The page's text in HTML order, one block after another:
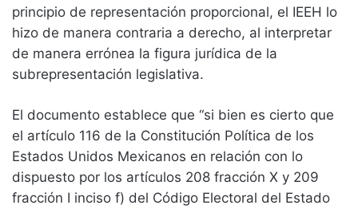
principio de representación proporcional, el IEEH lo
hizo de manera contraria a derecho, al interpretar
de manera errónea la figura jurídica de la
subrepresentación legislativa.
El documento establece que “si bien es cierto que
el artículo 116 de la Constitución Política de los
Estados Unidos Mexicanos en relación con lo
dispuesto por los artículos 208 fracción X y 209
fracción I inciso f) del Código Electoral del Estado